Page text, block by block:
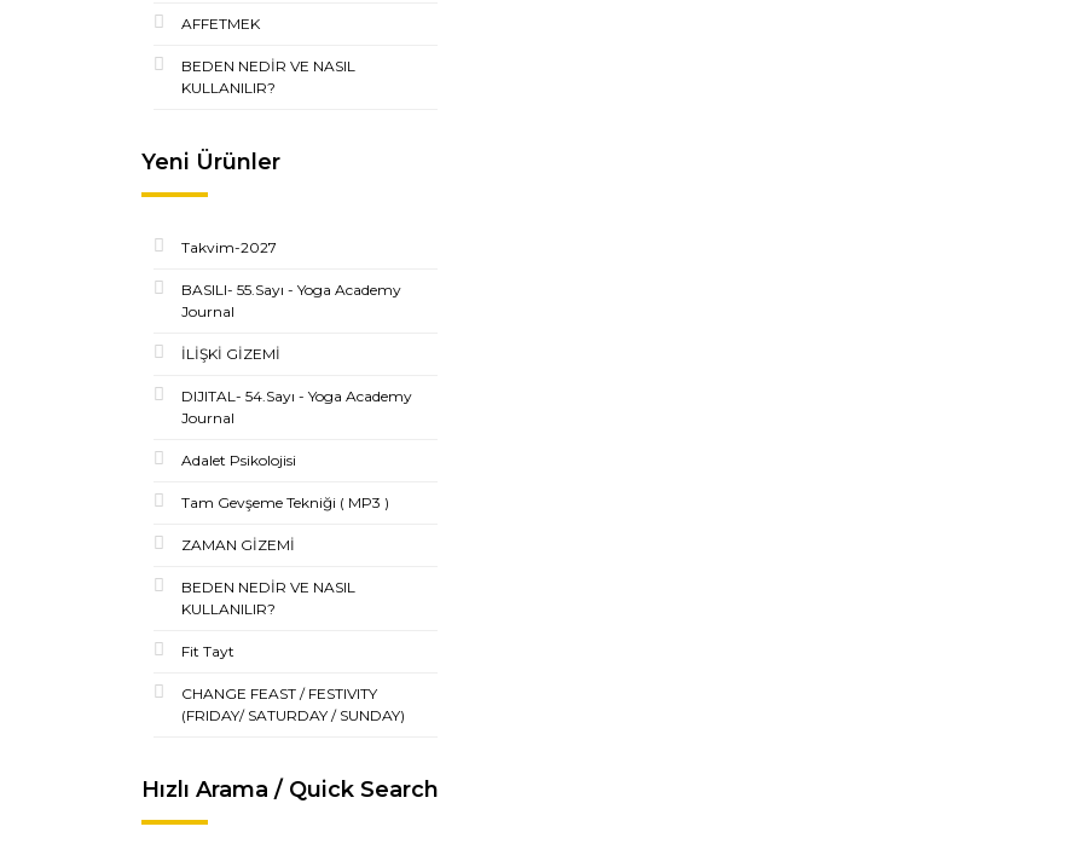
AFFETMEK
BEDEN NEDİR VE NASIL
KULLANILIR?
Yeni Ürünler
Takvim-2027
BASILI- 55.Sayı - Yoga Academy
Journal
İLİŞKİ GİZEMİ
DIJITAL- 54.Sayı - Yoga Academy
Journal
Adalet Psikolojisi
Tam Gevşeme Tekniği ( MP3 )
ZAMAN GİZEMİ
BEDEN NEDİR VE NASIL
KULLANILIR?
Fit Tayt
CHANGE FEAST / FESTIVITY
(FRIDAY/ SATURDAY / SUNDAY)
Hızlı Arama / Quick Search